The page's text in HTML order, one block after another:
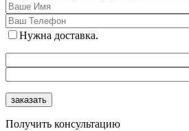
Нужна доставка.
Получить консультацию